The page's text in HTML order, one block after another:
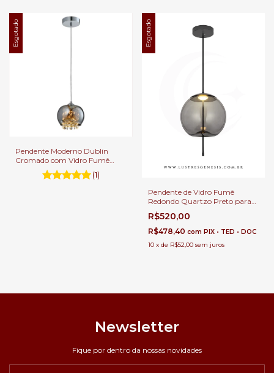
Esgotado
Pendente Moderno Dublin
Cromado com Vidro Fumê
para Sala de Jantar, Balcão de
Cozinha e Ambientes Gourmet
(1)
Esgotado
Pendente de Vidro Fumê
Redondo Quartzo Preto para
Balcão de Cozinha, Quartos e
Lavabo
R$520,00
R$478,40 com PIX • TED • DOC
10 x de R$52,00 sem juros
Newsletter
Fique por dentro da nossas novidades